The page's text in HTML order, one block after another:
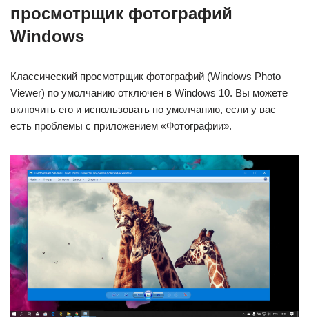
просмотрщик фотографий
Windows
Классический просмотрщик фотографий (Windows Photo
Viewer) по умолчанию отключен в Windows 10. Вы можете
включить его и использовать по умолчанию, если у вас
есть проблемы с приложением «Фотографии».